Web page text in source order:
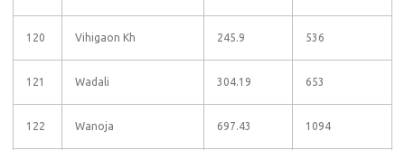
120 Vihigaon Kh 245.9 536
121 Wadali 304.19 653
122 Wanoja 697.43 1094